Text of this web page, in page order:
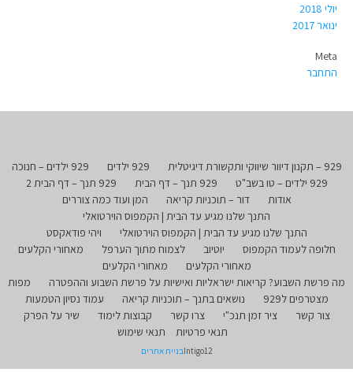
יולי 2018
ינואר 2017
Meta
התחבר
929 – תקנון דיוור שיווקי ותקשורת דיגיטלית 929 ילדים
929 ילדים – חנוכה
929 ילדים – טו בשב"ט
929 תנך – דף הבית
929 תנך – דף הבית 2
אודות
דור – תוכניות קריאה
המן ועוד כמה צוררים
התנך שלנו מגיע עד הבית | הקמפוס הוירטואלי
התנך שלנו מגיע עד הבית | הקמפוס הוירטואלי
ויהי פודאקסט
חלופה לעמוד הקמפוס
יוטיוב לצמוח מתוך הערפל
מאחורי הקלעים
מאחורי הקלעים
מאחורי הקלעים
מה פרשת השבוע? קריאות ישראליות ואישיות על פרשת השבוע וההפטרה
מפות
מצטרפים ל929
נושאים בתנך – תוכניות קריאה
עמוד נסיון הטמעות
צור קשר
ציר זמן תנכ"י צרו קשר קבוצות לימוד
שיר על הפרק
תנאי פרטיות
תנאי שימוש
Intigo12בניית אתרים